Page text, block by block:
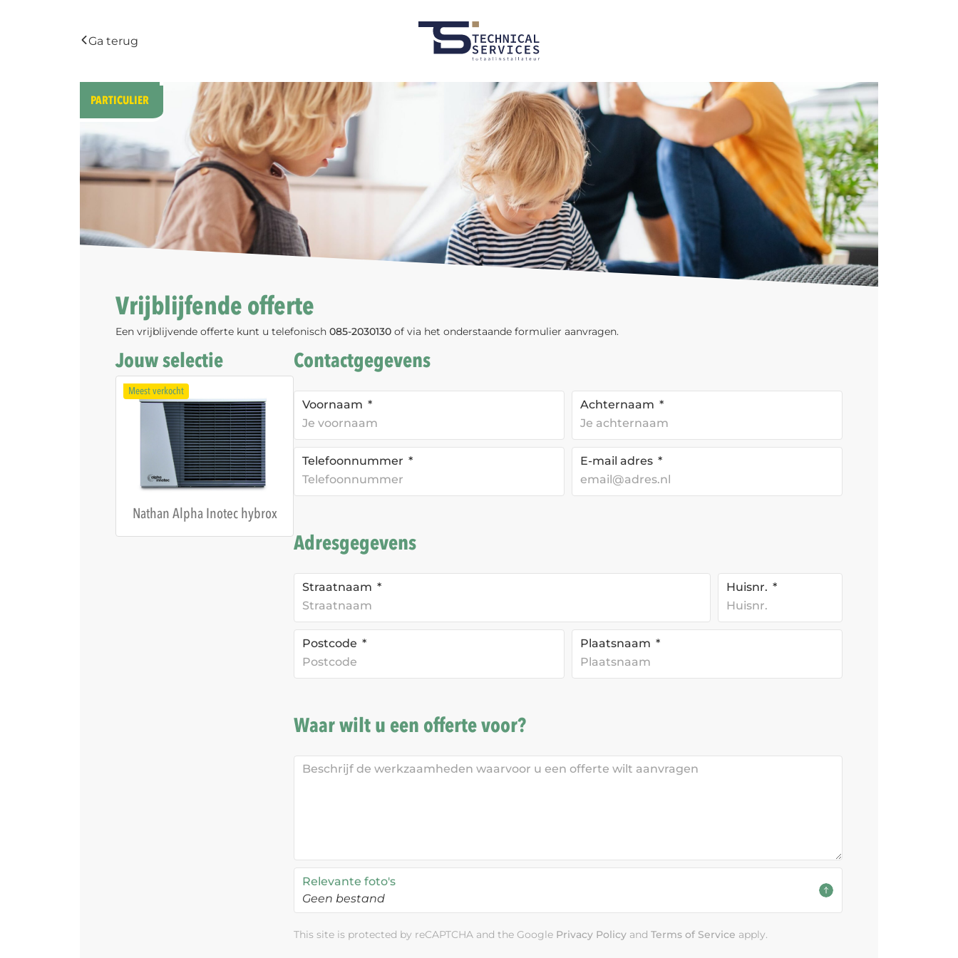
Ga terug
PARTICULIER
Vrijblijfende offerte
Een vrijblijvende offerte kunt u telefonisch 085-2030130 of via het onderstaande formulier aanvragen.
Jouw selectie
Meest verkocht
Nathan Alpha Inotec hybrox
Contactgegevens
Voornaam Achternaam
Telefoonnummer E-mail adres
Adresgegevens
Straatnaam Huisnr.
Postcode Plaatsnaam
Waar wilt u een offerte voor?
Relevante foto's
Geen bestand
This site is protected by reCAPTCHA and the Google Privacy Policy and Terms of Service apply.